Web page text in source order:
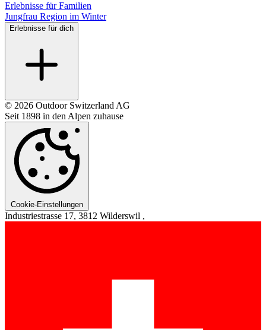
Erlebnisse für Familien
Jungfrau Region im Winter
Erlebnisse für dich
© 2026 Outdoor Switzerland AG
Seit 1898 in den Alpen zuhause
Cookie-Einstellungen
Industriestrasse 17, 3812 Wilderswil ,